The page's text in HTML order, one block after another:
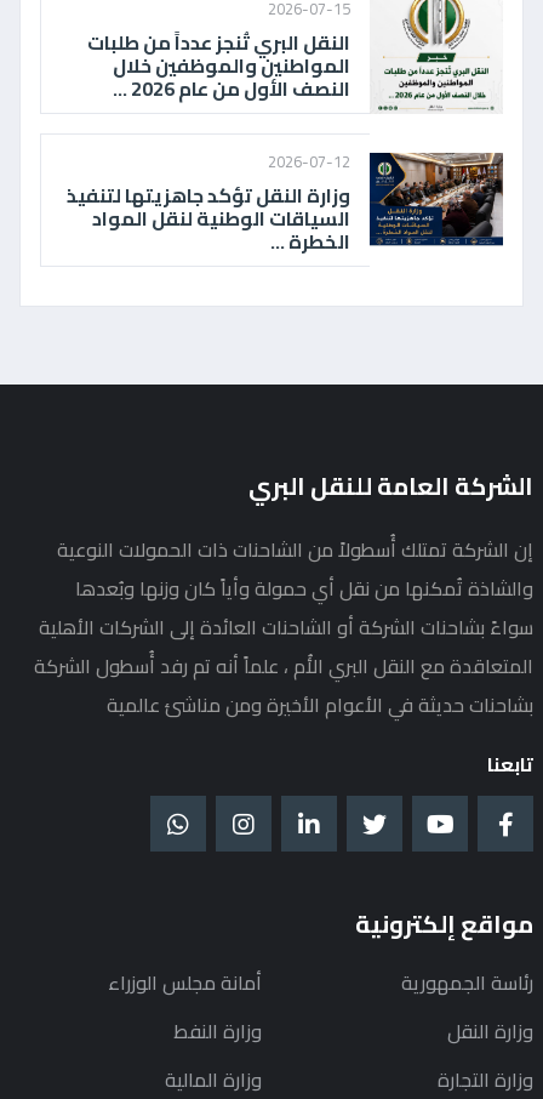
2026-07-15
النقل البري تُنجز عدداً من طلبات
المواطنين والموظفين خلال
النصف الأول من عام 2026 ...
2026-07-12
وزارة النقل تؤكد جاهزيتها لتنفيذ
السياقات الوطنية لنقل المواد
الخطرة ...
الشركة العامة للنقل البري
إن الشركة تمتلك أُسطولاً من الشاحنات ذات الحمولات النوعية
والشاذة تُمكنها من نقل أي حمولة وأياً كان وزنها وبُعدها
سواءً بشاحنات الشركة أو الشاحنات العائدة إلى الشركات الأهلية
المتعاقدة مع النقل البري الأُم ، علماً أنه تم رفد أُسطول الشركة
بشاحنات حديثة في الأعوام الأخيرة ومن مناشئ عالمية
تابعنا
مواقع إلكترونية
رئاسة الجمهورية
أمانة مجلس الوزراء
وزارة النقل
وزارة النفط
وزارة التجارة
وزارة المالية